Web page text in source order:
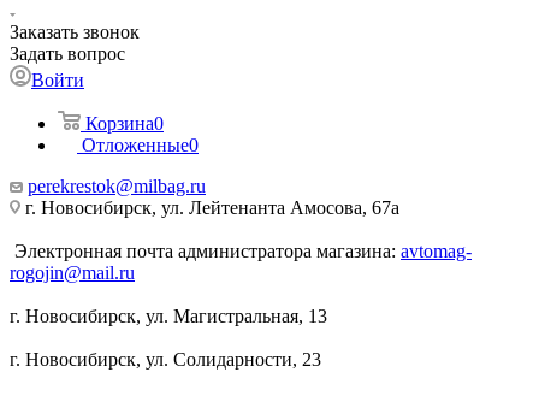
Заказать звонок
Задать вопрос
Войти
Корзина0
Отложенные0
perekrestok@milbag.ru
г. Новосибирск, ул. ​Лейтенанта Амосова, 67а
Электронная почта администратора магазина: avtomag-
rogojin@mail.ru
г. Новосибирск, ул. ​Магистральная, 13
г. Новосибирск, ул. ​Солидарности, 23